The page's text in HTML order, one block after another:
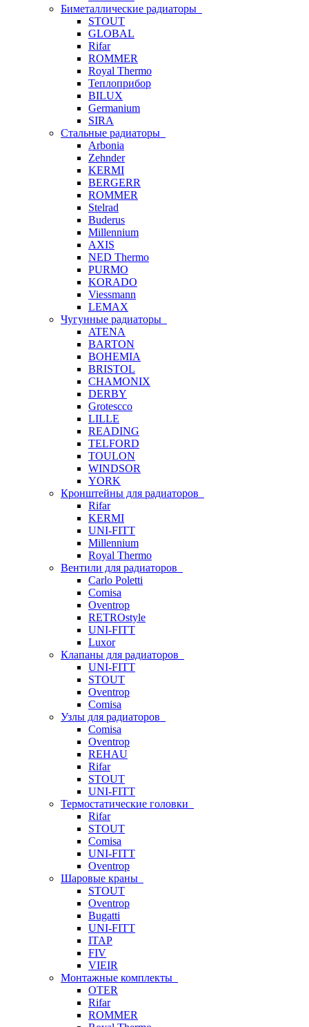
Биметаллические радиаторы
STOUT
GLOBAL
Rifar
ROMMER
Royal Thermo
Теплоприбор
BILUX
Germanium
SIRA
Стальные радиаторы
Arbonia
Zehnder
KERMI
BERGERR
ROMMER
Stelrad
Buderus
Millennium
AXIS
NED Thermo
PURMO
KORADO
Viessmann
LEMAX
Чугунные радиаторы
ATENA
BARTON
BOHEMIA
BRISTOL
CHAMONIX
DERBY
Grotescco
LILLE
READING
TELFORD
TOULON
WINDSOR
YORK
Кронштейны для радиаторов
Rifar
KERMI
UNI-FITT
Millennium
Royal Thermo
Вентили для радиаторов
Carlo Poletti
Comisa
Oventrop
RETROstyle
UNI-FITT
Luxor
Клапаны для радиаторов
UNI-FITT
STOUT
Oventrop
Comisa
Узлы для радиаторов
Comisa
Oventrop
REHAU
Rifar
STOUT
UNI-FITT
Термостатические головки
Rifar
STOUT
Comisa
UNI-FITT
Oventrop
Шаровые краны
STOUT
Oventrop
Bugatti
UNI-FITT
ITAP
FIV
VIEIR
Монтажные комплекты
OTER
Rifar
ROMMER